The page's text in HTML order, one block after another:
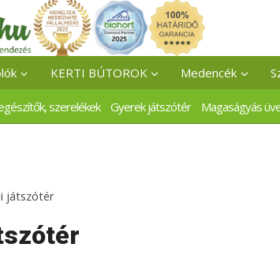
KERTI BÚTOROK Medencék
szerelékek Gyerek játszótér Magaságyás
játszótér